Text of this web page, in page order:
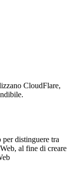
CloudFlare,
distinguere tra
al fine di creare